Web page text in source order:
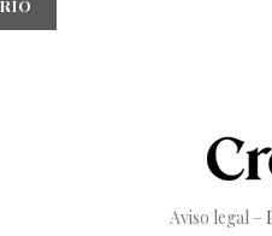
Aviso legal –